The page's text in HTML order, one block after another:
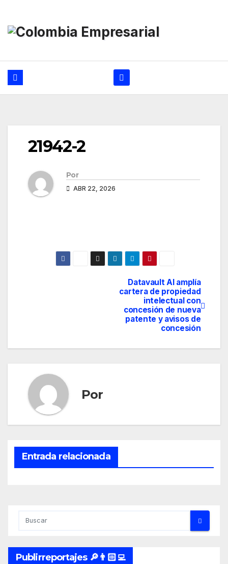
contenido
21942-2
Por
ABR 22, 2026
Datavault AI amplía
cartera de propiedad
intelectual con
concesión de nueva
patente y avisos de
concesión
Por
Entrada relacionada
Publirreportajes 🔎👨🏻‍💻